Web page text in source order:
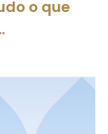
o que